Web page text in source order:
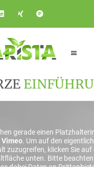
gerade einen
Vimeo. Um auf den
zuzugreifen, klicken Sie auf
unten. Bitte beachten
dabei Daten an